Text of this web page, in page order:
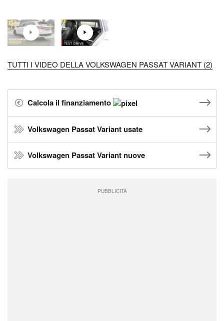
TUTTI I VIDEO DELLA VOLKSWAGEN PASSAT VARIANT (2)
Calcola il finanziamento
Volkswagen Passat Variant usate
Volkswagen Passat Variant nuove
PUBBLICITÀ